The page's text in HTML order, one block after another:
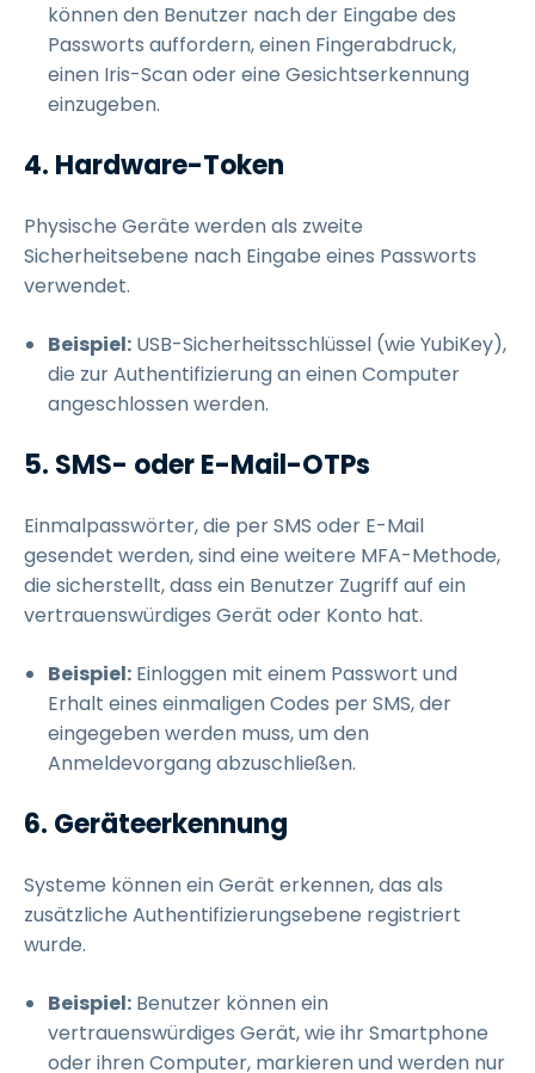
können den Benutzer nach der Eingabe des
Passworts auffordern, einen Fingerabdruck,
einen Iris-Scan oder eine Gesichtserkennung
einzugeben.
4. Hardware-Token
Physische Geräte werden als zweite
Sicherheitsebene nach Eingabe eines Passworts
verwendet.
Beispiel: USB-Sicherheitsschlüssel (wie YubiKey),
die zur Authentifizierung an einen Computer
angeschlossen werden.
5. SMS- oder E-Mail-OTPs
Einmalpasswörter, die per SMS oder E-Mail
gesendet werden, sind eine weitere MFA-Methode,
die sicherstellt, dass ein Benutzer Zugriff auf ein
vertrauenswürdiges Gerät oder Konto hat.
Beispiel: Einloggen mit einem Passwort und
Erhalt eines einmaligen Codes per SMS, der
eingegeben werden muss, um den
Anmeldevorgang abzuschließen.
6. Geräteerkennung
Systeme können ein Gerät erkennen, das als
zusätzliche Authentifizierungsebene registriert
wurde.
Beispiel: Benutzer können ein
vertrauenswürdiges Gerät, wie ihr Smartphone
oder ihren Computer, markieren und werden nur